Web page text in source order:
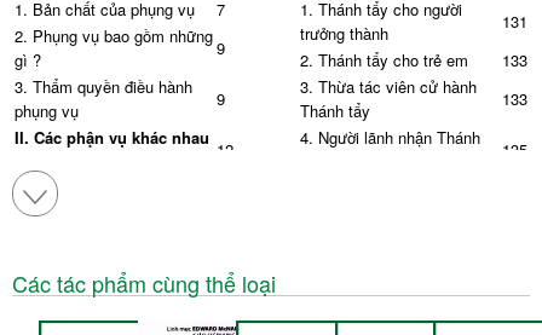
1. Bản chất của phụng vụ
7
2. Phụng vụ bao gồm những
gì ?
9
3. Thẩm quyền điều hành
phụng vụ
9
II. Các phận vụ khác nhau
12
1. Mầu nhiệm Hội Thánh
được biểu lộ
3. Vai trò của người có chức
16
1. Thánh tẩy cho người
trưởng thành
131
2. Thánh tẩy cho trẻ em
133
3. Thừa tác viên cử hành
Thánh tẩy
133
4. Người lãnh nhận Thánh
135
b. Cử hành các nghi thức
Các tác phẩm cùng thể loại